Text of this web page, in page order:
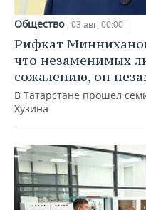
Общество 03 авг, 00:00
Рифкат
что незаменимых
сожалению, он
В Татарстане прошел
Хузина